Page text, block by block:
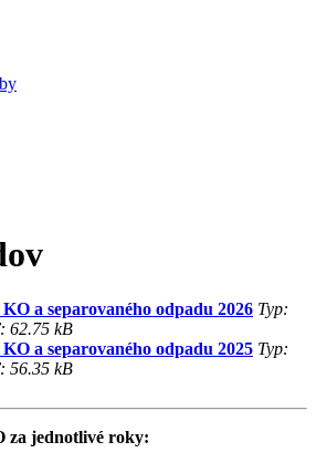
a separovaného odpadu 2026 Typ:
62.75 kB
a separovaného odpadu 2025 Typ:
56.35 kB
za jednotlivé roky: